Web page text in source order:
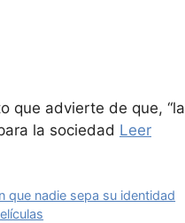
que advierte de que, “la
la sociedad Leer
que nadie sepa su identidad